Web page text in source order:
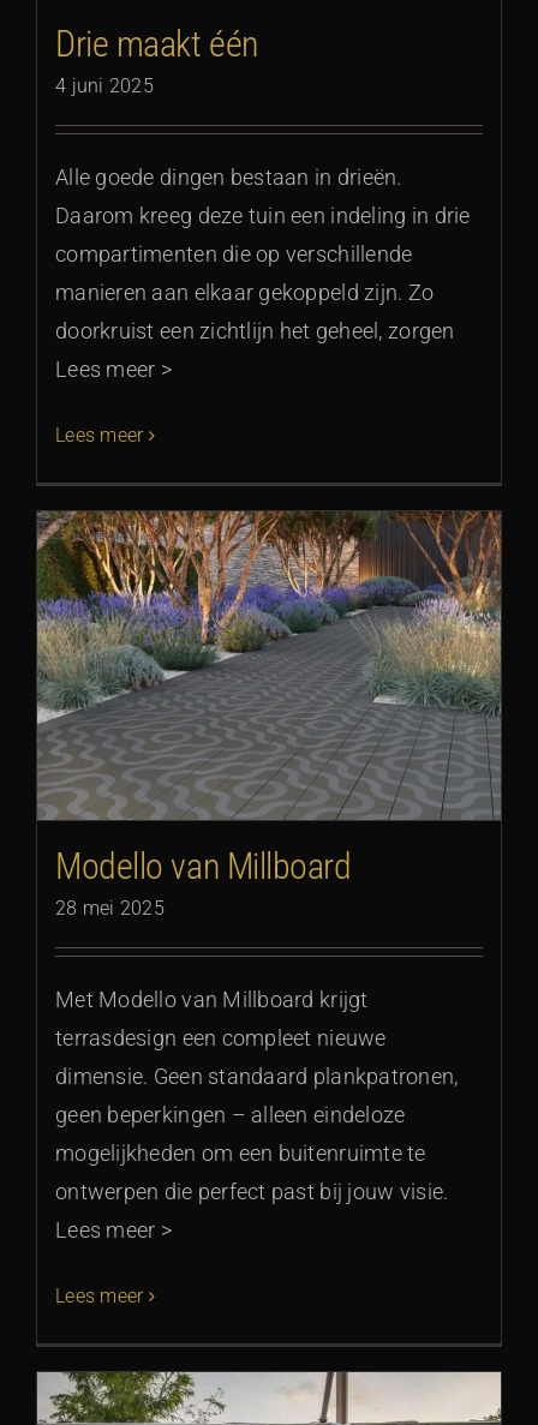
Drie maakt één
4 juni 2025
Alle goede dingen bestaan in drieën.
Daarom kreeg deze tuin een indeling in drie
compartimenten die op verschillende
manieren aan elkaar gekoppeld zijn. Zo
doorkruist een zichtlijn het geheel, zorgen
Lees meer >
Lees meer
Modello van Millboard
28 mei 2025
Met Modello van Millboard krijgt
terrasdesign een compleet nieuwe
dimensie. Geen standaard plankpatronen,
geen beperkingen – alleen eindeloze
mogelijkheden om een buitenruimte te
ontwerpen die perfect past bij jouw visie.
Lees meer >
Lees meer